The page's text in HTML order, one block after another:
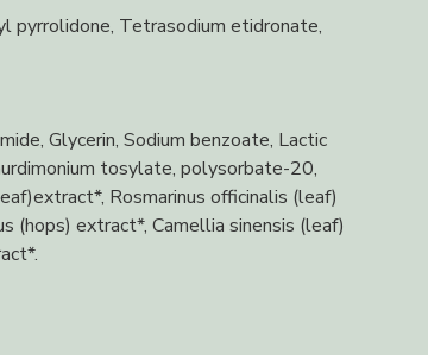
pyrrolidone, Tetrasodium etidronate,
Glycerin, Sodium benzoate, Lactic
tosylate, polysorbate-20,
Rosmarinus officinalis (leaf)
(hops) extract*, Camellia sinensis (leaf)